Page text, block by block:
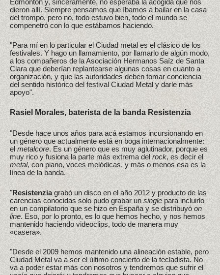
dieron allí. Siempre pensamos que íbamos a bailar en la casa
del trompo, pero no, todo estuvo bien, todo el mundo se
compenetró con lo que estábamos haciendo.
"Para mí en lo particular el Ciudad metal es el clásico de los
festivales. Y hago un llamamiento, por llamarlo de algún modo,
a los compañeros de la Asociación Hermanos Saíz de Santa
Clara que deberían replantearse algunas cosas en cuanto a
organización, y que las autoridades deben tomar conciencia
del sentido histórico del festival Ciudad Metal y darle más
apoyo".
Rasiel Morales, baterista de la banda Resistenzia
"Desde hace unos años para acá estamos incursionando en
un género que actualmente está en boga internacionalmente:
el metalcore. Es un género que es muy aglutinador, porque es
muy rico y fusiona la parte más extrema delrock, es decir el
metal, con piano, voces melódicas, y más o menos esa es la
línea de la banda.
"Resistenziagrabó un disco en el año 2012 y producto de las
carencias conocidas solo pudo grabar unsinglepara incluirlo
en un compilatorio que se hizo en España y se distribuyóon
line. Eso, por lo pronto, es lo que hemos hecho, y nos hemos
mantenido haciendo videoclips, todo de manera muy
«casera».
"Desde el 2009 hemos mantenido una alineación estable, pero
Ciudad Metal va a ser el último concierto de la tecladista. No
va a poder estar más con nosotros y tendremos que sufrir el